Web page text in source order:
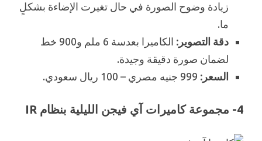
زيادة وضوح الصورة في حال تغيرت الإضاءة بشكلٍ
ما.
دقة التصوير:
الكاميرا بعدسة 6 ملم و900 خط
لضمان صورة دقيقة وجيدة.
السعر:
4- مجموعة كاميرات آي فيجن الليلية بنظام IR